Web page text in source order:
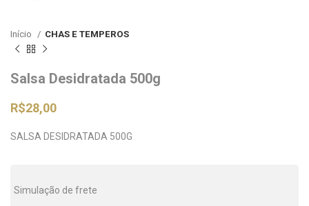
Início CHAS E TEMPEROS
Salsa Desidratada 500g
R$28,00
SALSA DESIDRATADA 500G
Simulação de frete